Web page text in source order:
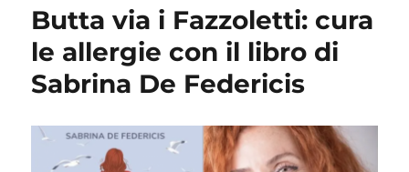
Butta via i Fazzoletti: cura
le allergie con il libro di
Sabrina De Federicis